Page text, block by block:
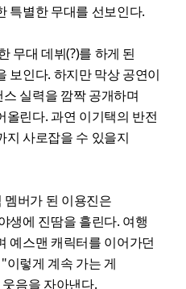
특별한 무대를 선보인다.
무대 데뷔(?)를 하게 된
보인다. 하지만 막상 공연이
실력을 깜짝 공개하며
린다. 과연 이기택의 반전
지 사로잡을 수 있을지
버가 된 이용진은
생에 진땀을 흘린다. 여행
예스맨 캐릭터를 이어가던
이렇게 계속 가는 게
음을 자아낸다.